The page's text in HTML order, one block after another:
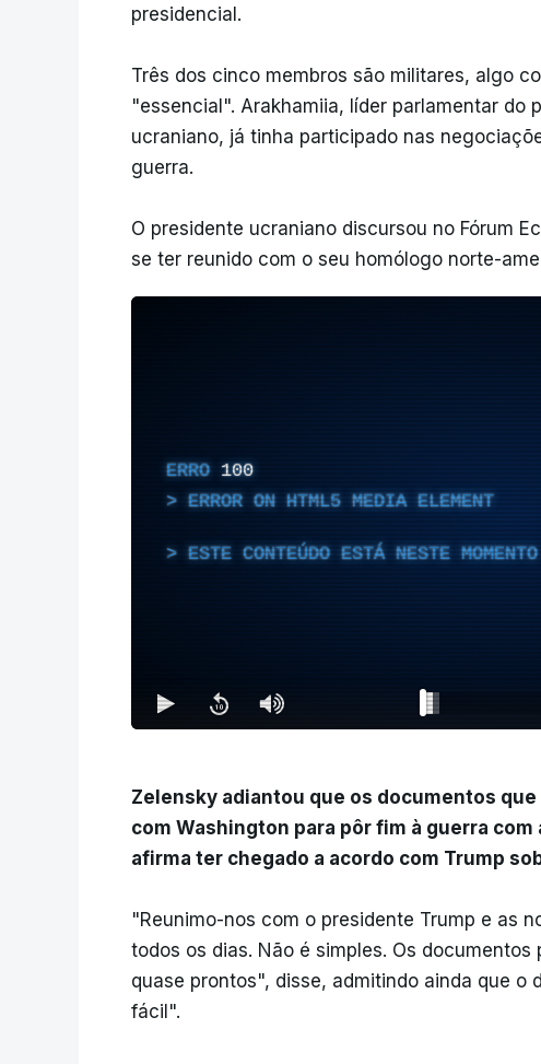
presidencial.
Três dos cinco membros são militares, algo
"essencial". Arakhamiia, líder parlamentar do
ucraniano, já tinha participado nas
guerra.
O presidente ucraniano discursou no Fórum
se ter reunido com o seu homólogo norte-
ERRO 100
ERROR ON HTML5 MEDIA ELEMENT
ESTE CONTEÚDO ESTÁ NESTE
Zelensky adiantou que os documentos
com Washington para pôr fim à guerra com
afirma ter chegado a acordo com Trump
"Reunimo-nos com o presidente Trump e as
todos os dias. Não é simples. Os
quase prontos", disse, admitindo ainda que o
fácil".